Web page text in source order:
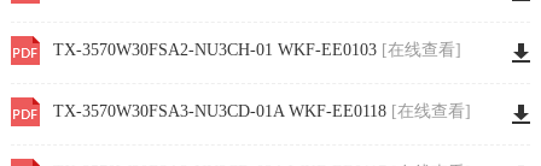
TX-3570W30FSA2-NU3CH-01 WKF-EE0103 [在线查看]
TX-3570W30FSA3-NU3CD-01A WKF-EE0118 [在线查看]